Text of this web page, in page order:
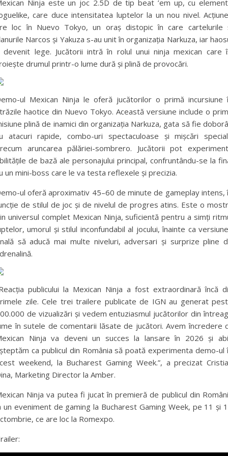
Ninja este un joc 2.5D de tip beat ’em up, cu
care duce intensitatea luptelor la un nou nivel.
loc în Nuevo Tokyo, un oraș distopic în care cartelurile
Narcos și Yakuza s-au unit în organizația Narkuza, iar
devenit lege. Jucătorii intră în rolul unui ninja mexican care
drumul printr-o lume dură și plină de provocări.
ul Mexican Ninja le oferă jucătorilor o primă incursiune
haotice din Nuevo Tokyo. Această versiune include o
plină de inamici din organizația Narkuza, gata să fie
atacuri rapide, combo-uri spectaculoase și mișcări
aruncarea pălăriei-sombrero. Jucătorii pot
de bază ale personajului principal, confruntându-se la
un mini-boss care le va testa reflexele și precizia.
ul oferă aproximativ 45–60 de minute de gameplay intens,
de stilul de joc și de nivelul de progres atins. Este o
universul complet Mexican Ninja, suficientă pentru a simți
umorul și stilul inconfundabil al jocului, înainte ca
să aducă mai multe niveluri, adversari și surprize pline
publicului la Mexican Ninja a fost extraordinară încă
zile. Cele trei trailere publicate de IGN au generat
de vizualizări și vedem entuziasmul jucătorilor din
în sutele de comentarii lăsate de jucători. Avem încredere
Ninja va deveni un succes la lansare în 2026 și
ca publicul din România să poată experimenta demo-ul
weekend, la Bucharest Gaming Week.”, a precizat
Marketing Director la Amber.
Ninja va putea fi jucat în premieră de publicul din
un eveniment de gaming la Bucharest Gaming Week, pe 11 și
ce are loc la Romexpo.